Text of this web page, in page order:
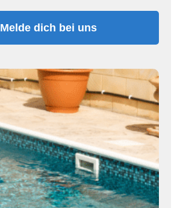
Melde dich bei uns